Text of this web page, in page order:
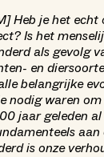
Heb je het echt
Is het
als gevolg
en
belangrijke
nodig waren
jaar geleden
is onze